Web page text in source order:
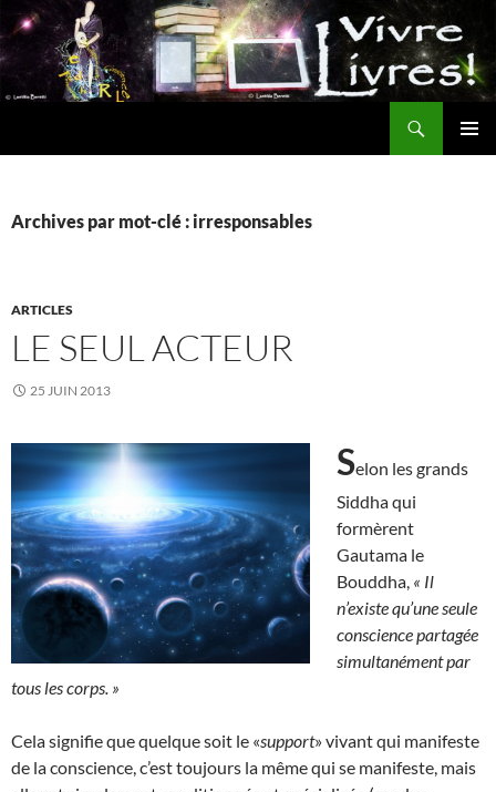
Aller
au
contenu
Archives par mot-clé : irresponsables
ARTICLES
LE SEUL ACTEUR
25 JUIN 2013
Selon les grands
Siddha qui
formèrent
Gautama le
Bouddha, « Il
n’existe qu’une seule
conscience partagée
simultanément par
tous les corps. »
Cela signifie que quelque soit le «support» vivant qui manifeste
de la conscience, c’est toujours la même qui se manifeste, mais